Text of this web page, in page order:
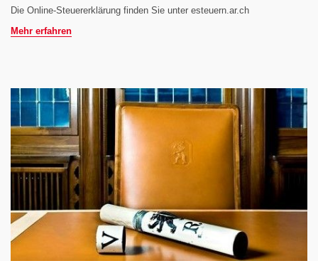
Die Online-Steuererklärung finden Sie unter esteuern.ar.ch
Mehr erfahren